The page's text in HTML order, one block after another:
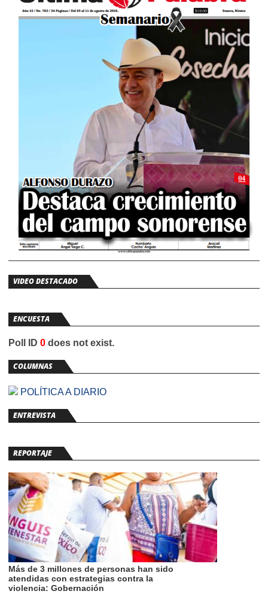
VIDEO DESTACADO
ENCUESTA
Poll ID 0 does not exist.
COLUMNAS
POLÍTICA A DIARIO
ENTREVISTA
REPORTAJE
Más de 3 millones de personas han sido
atendidas con estrategias contra la
violencia: Gobernación